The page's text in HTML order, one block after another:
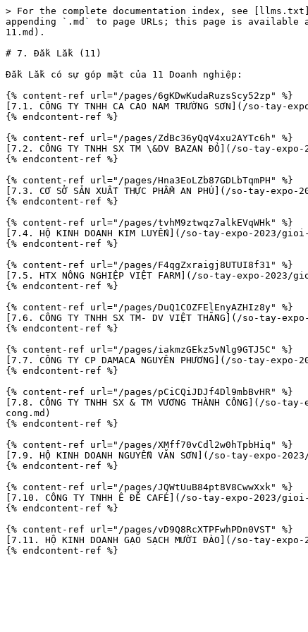
> For the complete documentation index, see
appending `.md` to page URLs; this page is
11.md).
# 7. Đắk Lắk (11)
Đắk Lắk có sự góp mặt của 11 Doanh nghiệp:
{% content-ref url="/pages/6gKDwKudaRuzsScy52zp" %}
[7.1. CÔNG TY TNHH CA CAO NAM TRƯỜNG SƠN](/
{% endcontent-ref %}
{% content-ref url="/pages/ZdBc36yQqV4xu2AYTc6h" %}
[7.2. CÔNG TY TNHH SX TM \&DV BAZAN ĐỎ](/so-
{% endcontent-ref %}
{% content-ref url="/pages/Hna3EoLZb87GDLbTqmPH" %}
[7.3. CƠ SỞ SẢN XUẤT THỰC PHẨM AN PHÚ](/so-tay-
{% endcontent-ref %}
{% content-ref url="/pages/tvhM9ztwqz7alkEVqWHk" %}
[7.4. HỘ KINH DOANH KIM LUYẾN](/so-tay-expo-
{% endcontent-ref %}
{% content-ref url="/pages/F4qgZxraigj8UTUI8f31" %}
[7.5. HTX NÔNG NGHIỆP VIỆT FARM](/so-tay-expo-
{% endcontent-ref %}
{% content-ref url="/pages/DuQ1COZFElEnyAZHIz8y" %}
[7.6. CÔNG TY TNHH SX TM- DV VIỆT THẮNG](/so-
{% endcontent-ref %}
{% content-ref url="/pages/iakmzGEkz5vNlg9GTJ5C" %}
[7.7. CÔNG TY CP DAMACA NGUYÊN PHƯƠNG](/so-
{% endcontent-ref %}
{% content-ref url="/pages/pCiCQiJDJf4Dl9mbBvHR" %}
[7.8. CÔNG TY TNHH SX & TM VƯƠNG THÀNH
cong.md)
{% endcontent-ref %}
{% content-ref url="/pages/XMff70vCdl2w0hTpbHiq" %}
[7.9. HỘ KINH DOANH NGUYỄN VĂN SƠN](/so-tay-
{% endcontent-ref %}
{% content-ref url="/pages/JQWtUuB84pt8V8CwwXxk" %}
[7.10. CÔNG TY TNHH Ê ĐÊ CAFÉ](/so-tay-expo-
{% endcontent-ref %}
{% content-ref url="/pages/vD9Q8RcXTPFwhPDn0VST" %}
[7.11. HỘ KINH DOANH GẠO SẠCH MƯỜI ĐÀO](/so-